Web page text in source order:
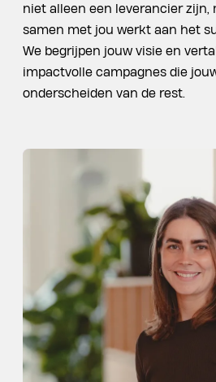
niet alleen een leverancier zijn,
samen met jou werkt aan het
We begrijpen jouw visie en
impactvolle campagnes die
onderscheiden van de rest.